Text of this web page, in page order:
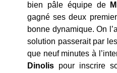
bien pâle équipe de
gagné ses deux
bonne dynamique. On
solution passerait par
que neuf minutes à
Dinolis pour inscrire